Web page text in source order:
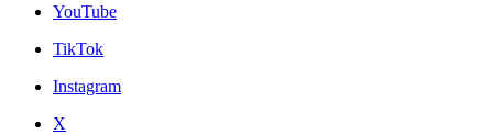
YouTube
TikTok
Instagram
X